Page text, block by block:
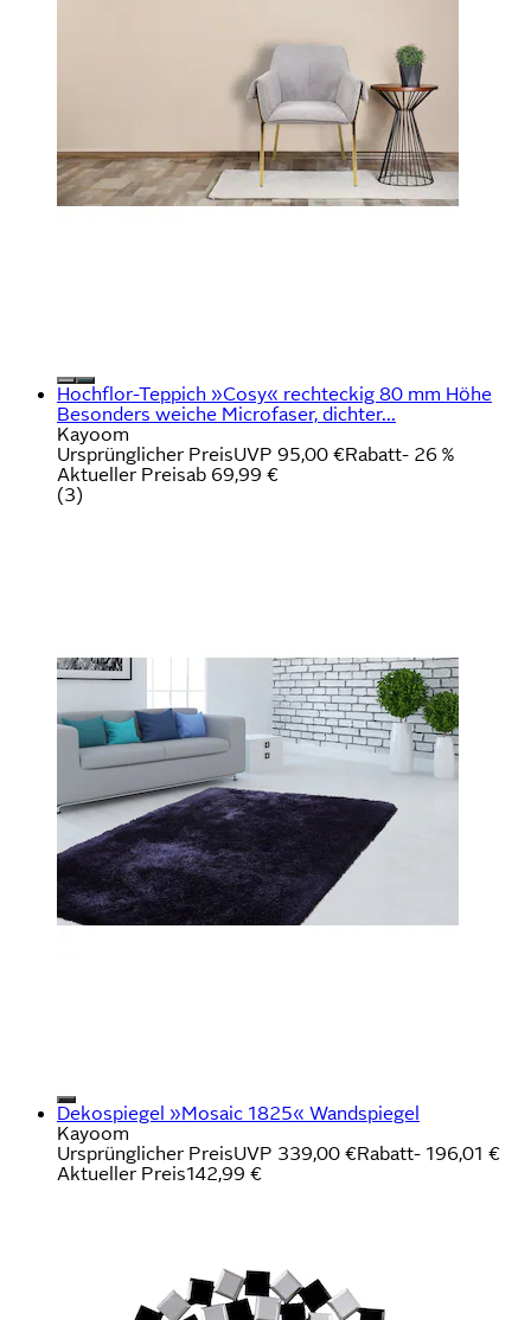
Hochflor-Teppich »Cosy« rechteckig 80 mm Höhe
Besonders weiche Microfaser, dichter...
Kayoom
Ursprünglicher PreisUVP 95,00 €Rabatt- 26 %
Aktueller Preisab 69,99 €
(3)
Dekospiegel »Mosaic 1825« Wandspiegel
Kayoom
Ursprünglicher PreisUVP 339,00 €Rabatt- 196,01 €
Aktueller Preis142,99 €